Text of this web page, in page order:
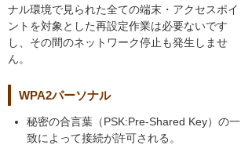
ナル環境で見られた全ての端末・アクセスポイ
ントを対象とした再設定作業は必要ないです
し、その間のネットワーク停止も発生しませ
ん。
WPA2パーソナル
秘密の合言葉（PSK:Pre-Shared Key）の一
致によって接続が許可される。